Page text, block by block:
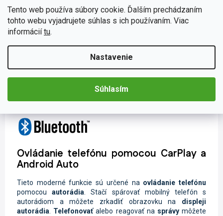
Tento web používa súbory cookie. Ďalším prechádzaním
tohto webu vyjadrujete súhlas s ich používaním. Viac
informáciítu.
Nastavenie
Súhlasím
Bezpečné telefonovanie počas jazdy
Keďže autorádio disponuje inteligentnoufunkciou
hlasové ovládanie, ktoré je nevyhnutné pre
bezpečnú jazdu.
Ovládanie telefónu pomocou CarPlay a
Android Auto
Tieto moderné funkcie sú určené na ovládanie telefónu
pomocou autorádia . Stačí spárovať mobilný telefón s
autorádiom a môžete zrkadliť obrazovku na displeji
autorádia
Telefonovaťalebo reagovať na správymôžete